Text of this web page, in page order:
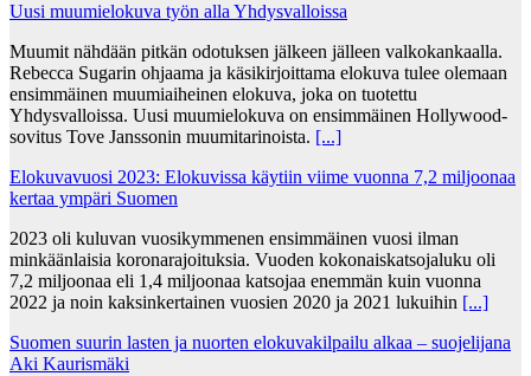
Uusi muumielokuva työn alla Yhdysvalloissa
Muumit nähdään pitkän odotuksen jälkeen jälleen valkokankaalla.
Rebecca Sugarin ohjaama ja käsikirjoittama elokuva tulee olemaan
ensimmäinen muumiaiheinen elokuva, joka on tuotettu
Yhdysvalloissa. Uusi muumielokuva on ensimmäinen Hollywood-
sovitus Tove Janssonin muumitarinoista. [...]
Elokuvavuosi 2023: Elokuvissa käytiin viime vuonna 7,2 miljoonaa
kertaa ympäri Suomen
2023 oli kuluvan vuosikymmenen ensimmäinen vuosi ilman
minkäänlaisia koronarajoituksia. Vuoden kokonaiskatsojaluku oli
7,2 miljoonaa eli 1,4 miljoonaa katsojaa enemmän kuin vuonna
2022 ja noin kaksinkertainen vuosien 2020 ja 2021 lukuihin [...]
Suomen suurin lasten ja nuorten elokuvakilpailu alkaa – suojelijana
Aki Kaurismäki